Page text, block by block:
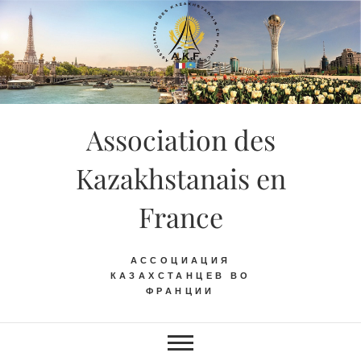
Skip
content
Association des
Kazakhstanais en
France
АССОЦИАЦИЯ
КАЗАХСТАНЦЕВ ВО
ФРАНЦИИ